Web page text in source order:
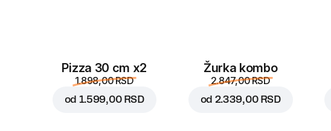
Pizza 30 cm x2
1.898,00 RSD
od 1.599,00 RSD
Žurka kombo
2.847,00 RSD
od 2.339,00 RSD